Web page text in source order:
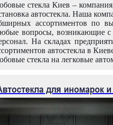
стекла Киев –
автостекла. Наша
ассортиментов по
вопросы, возникающие с
На складах
автостекла в
стекла на легковые
для иномарок